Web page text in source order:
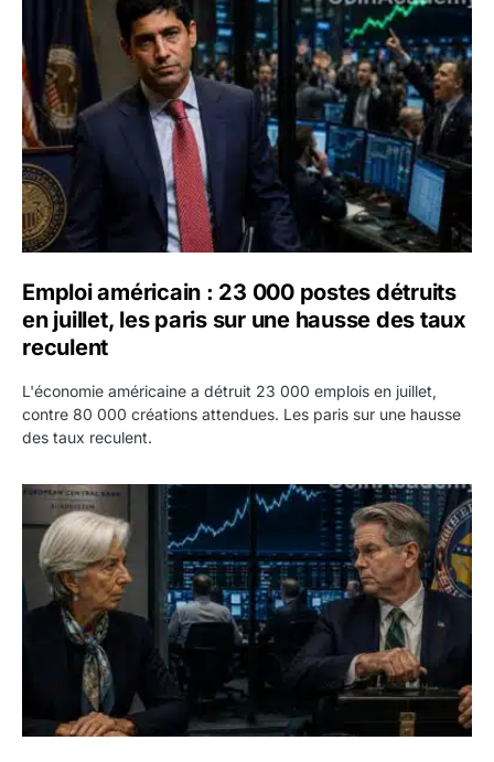
Emploi américain : 23 000 postes détruits en juillet, les
Emploi américain : 23 000 postes détruits
en juillet, les paris sur une hausse des taux
reculent
L'économie américaine a détruit 23 000 emplois en juillet,
contre 80 000 créations attendues. Les paris sur une hausse
des taux reculent.
Yen : Washington a vendu des euros sans prévenir la